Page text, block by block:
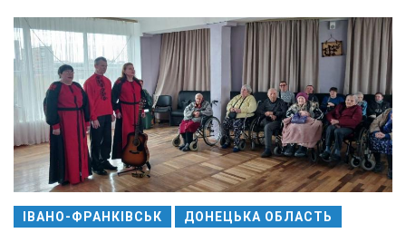
ІВАНО-ФРАНКІВСЬК ДОНЕЦЬКА ОБЛАСТЬ